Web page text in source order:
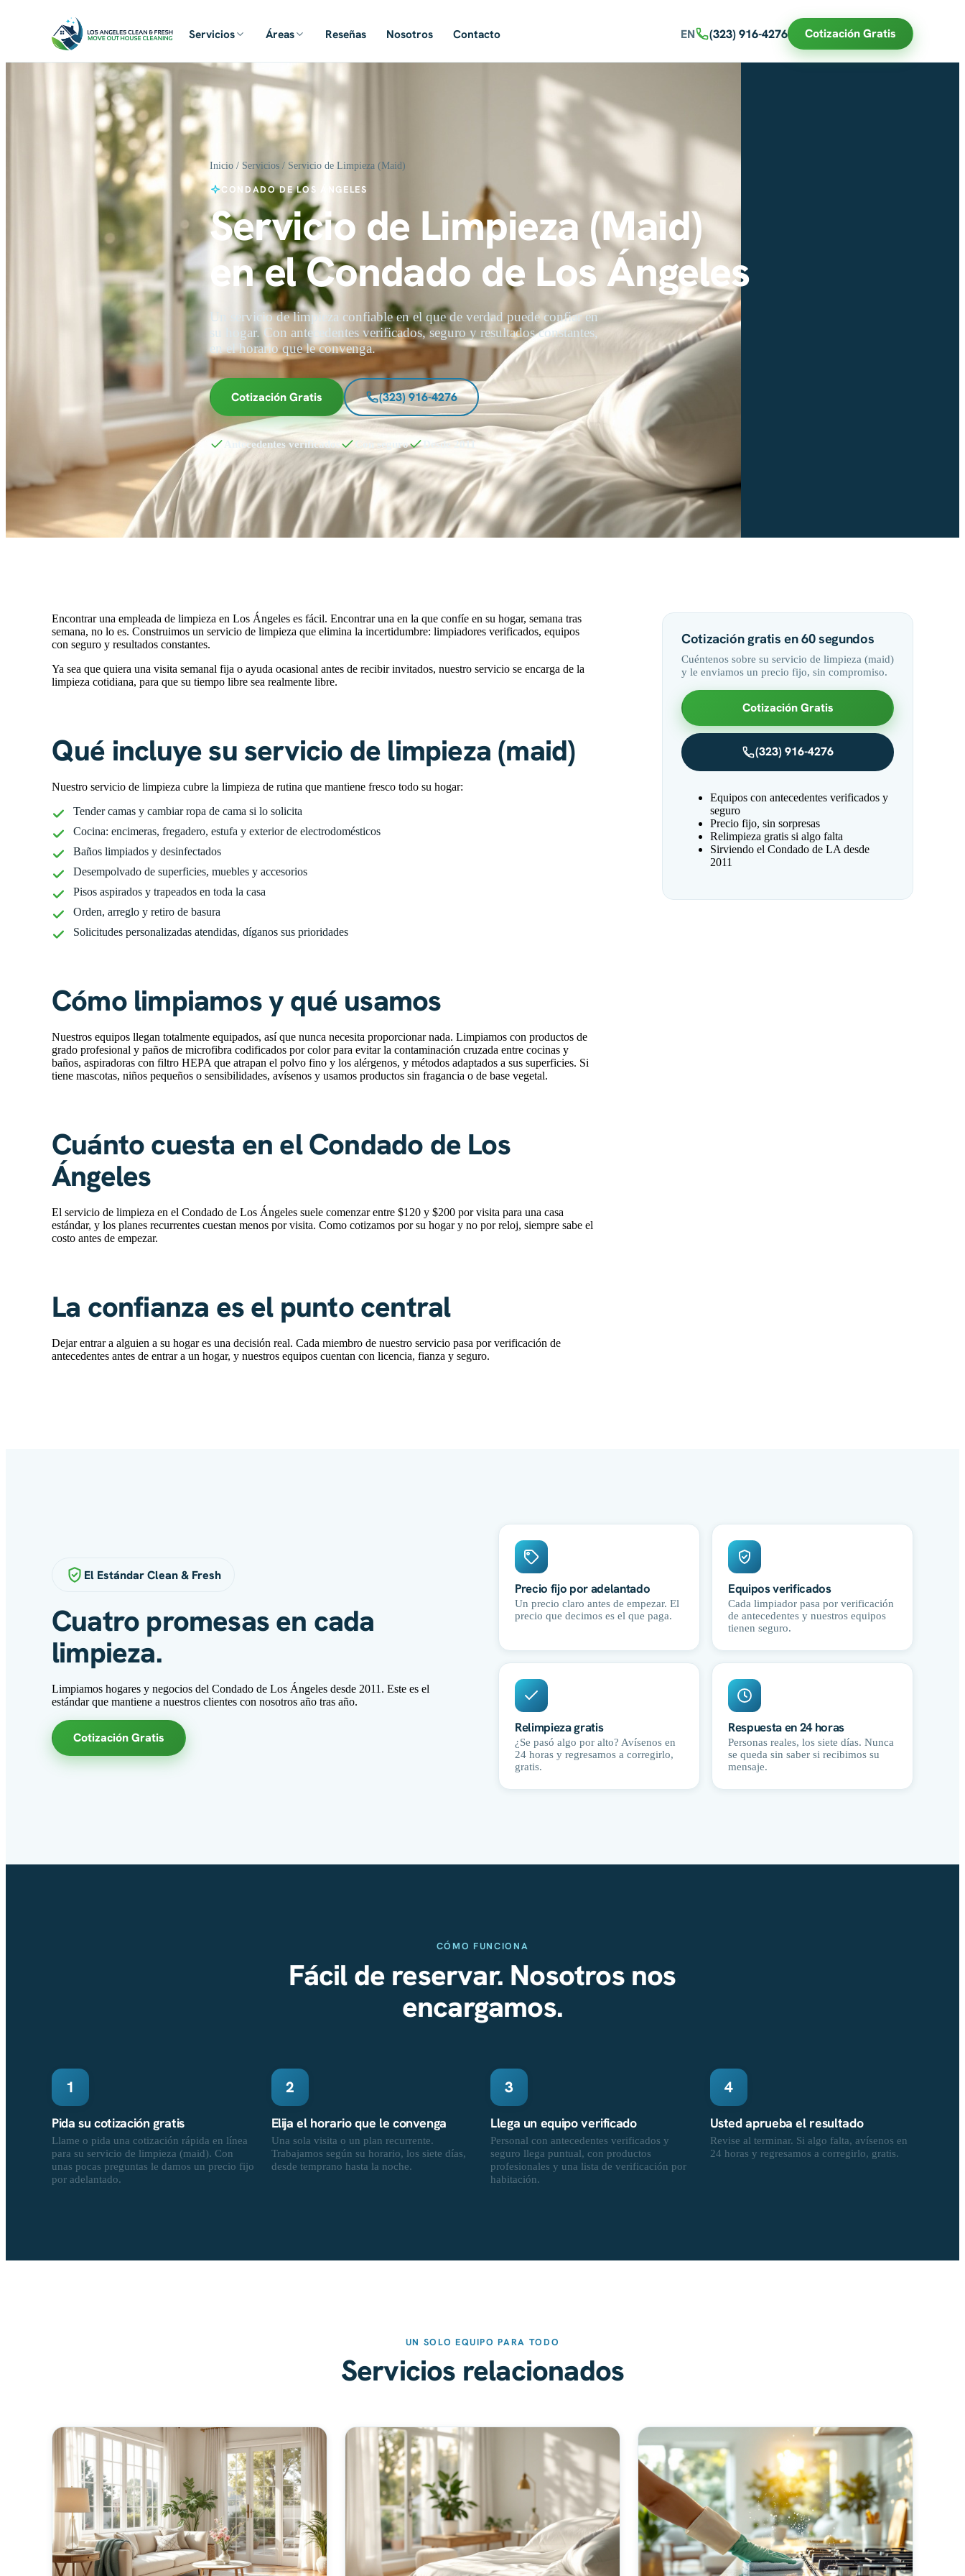
Servicios Áreas Reseñas Nosotros Contacto EN (323) 916-4276 Cotización Gratis
Inicio / Servicios / Servicio de Limpieza (Maid)
CONDADO DE LOS ÁNGELES
Servicio de Limpieza (Maid)
en el Condado de Los Ángeles
Un servicio de limpieza confiable en el que de verdad puede confiar en
su hogar. Con antecedentes verificados, seguro y resultados constantes,
en el horario que le convenga.
Cotización Gratis (323) 916-4276
Antecedentes verificados Con seguro Desde 2011
Encontrar una empleada de limpieza en Los Ángeles es fácil. Encontrar una en la que confíe en su hogar, semana tras
semana, no lo es. Construimos un servicio de limpieza que elimina la incertidumbre: limpiadores verificados, equipos
con seguro y resultados constantes.
Ya sea que quiera una visita semanal fija o ayuda ocasional antes de recibir invitados, nuestro servicio se encarga de la
limpieza cotidiana, para que su tiempo libre sea realmente libre.
Qué incluye su servicio de limpieza (maid)
Nuestro servicio de limpieza cubre la limpieza de rutina que mantiene fresco todo su hogar:
Tender camas y cambiar ropa de cama si lo solicita
Cocina: encimeras, fregadero, estufa y exterior de electrodomésticos
Baños limpiados y desinfectados
Desempolvado de superficies, muebles y accesorios
Pisos aspirados y trapeados en toda la casa
Orden, arreglo y retiro de basura
Solicitudes personalizadas atendidas, díganos sus prioridades
Cómo limpiamos y qué usamos
Nuestros equipos llegan totalmente equipados, así que nunca necesita proporcionar nada. Limpiamos con productos de
grado profesional y paños de microfibra codificados por color para evitar la contaminación cruzada entre cocinas y
baños, aspiradoras con filtro HEPA que atrapan el polvo fino y los alérgenos, y métodos adaptados a sus superficies. Si
tiene mascotas, niños pequeños o sensibilidades, avísenos y usamos productos sin fragancia o de base vegetal.
Cuánto cuesta en el Condado de Los
Ángeles
El servicio de limpieza en el Condado de Los Ángeles suele comenzar entre $120 y $200 por visita para una casa
estándar, y los planes recurrentes cuestan menos por visita. Como cotizamos por su hogar y no por reloj, siempre sabe el
costo antes de empezar.
La confianza es el punto central
Dejar entrar a alguien a su hogar es una decisión real. Cada miembro de nuestro servicio pasa por verificación de
antecedentes antes de entrar a un hogar, y nuestros equipos cuentan con licencia, fianza y seguro.
Cotización gratis en 60 segundos
Cuéntenos sobre su servicio de limpieza (maid)
y le enviamos un precio fijo, sin compromiso.
Cotización Gratis
(323) 916-4276
Equipos con antecedentes verificados y
seguro
Precio fijo, sin sorpresas
Relimpieza gratis si algo falta
Sirviendo el Condado de LA desde
2011
El Estándar Clean & Fresh
Cuatro promesas en cada
limpieza.
Limpiamos hogares y negocios del Condado de Los Ángeles desde 2011. Este es el
estándar que mantiene a nuestros clientes con nosotros año tras año.
Cotización Gratis
Precio fijo por adelantado
Un precio claro antes de empezar. El
precio que decimos es el que paga.
Equipos verificados
Cada limpiador pasa por verificación
de antecedentes y nuestros equipos
tienen seguro.
Relimpieza gratis
¿Se pasó algo por alto? Avísenos en
24 horas y regresamos a corregirlo,
gratis.
Respuesta en 24 horas
Personas reales, los siete días. Nunca
se queda sin saber si recibimos su
mensaje.
CÓMO FUNCIONA
Fácil de reservar. Nosotros nos
encargamos.
1
Pida su cotización gratis
Llame o pida una cotización rápida en línea
para su servicio de limpieza (maid). Con
unas pocas preguntas le damos un precio fijo
por adelantado.
2
Elija el horario que le convenga
Una sola visita o un plan recurrente.
Trabajamos según su horario, los siete días,
desde temprano hasta la noche.
3
Llega un equipo verificado
Personal con antecedentes verificados y
seguro llega puntual, con productos
profesionales y una lista de verificación por
habitación.
4
Usted aprueba el resultado
Revise al terminar. Si algo falta, avísenos en
24 horas y regresamos a corregirlo, gratis.
UN SOLO EQUIPO PARA TODO
Servicios relacionados